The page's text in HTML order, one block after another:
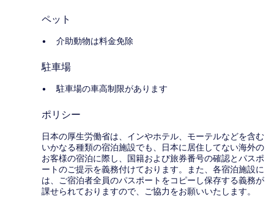
ペット
介助動物は料金免除
駐車場
駐車場の車高制限があります
ポリシー
日本の厚生労働省は、インやホテル、モーテルなどを含む
いかなる種類の宿泊施設でも、日本に​居住してない海外の
お客様の宿泊に際し、国籍および旅券番号の確認とパスポ
ートのご提示を義務付け​ております。また、各宿泊施設に
は、ご宿泊者全員のパスポートをコピーし保存する義務が
課せられておりますの​で、ご協力をお願いいたします。